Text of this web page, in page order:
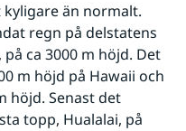
kyligare än normalt.
regn på delstatens
ca 3000 m höjd. Det
m höjd på Hawaii och
höjd. Senast det
topp, Hualalai, på